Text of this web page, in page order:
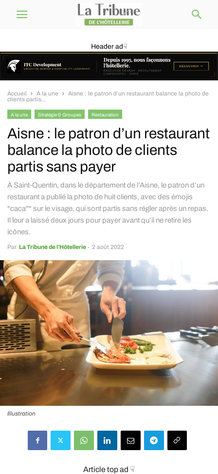
Header ad☟
Accueil A la une
Aisne : le patron d’un restaurant balance la photo de
clients partis...
A la une Stratégie & Groupes Restauration
Aisne : le patron d’un restaurant
balance la photo de clients
partis sans payer
À Saint-Quentin, dans le département de l’Aisne, le patron d’un
restaurant a publié la photo de huit clients, avec des émojis
"caca"" sur le visage, qui sont partis sans régler après un repas.
Il leur a laissé deux jours pour payer avant qu’il ne retire les
icônes.
Par La Tribune de l’Hôtellerie - 2 août 2022
Illustration
Article top ad ☟